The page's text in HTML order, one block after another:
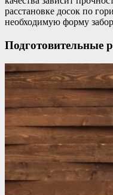
расстановке досок по
необходимую форму
Подготовительные